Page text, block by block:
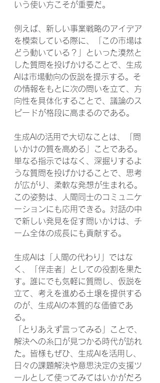
いう使い方こそが重要だ。
例えば、新しい事業戦略のアイデア
を模索している際に、「この市場は
どう動いている？」といった漠然と
した質問を投げかけることで、生成
AIは市場動向の仮説を提示する。そ
の情報をもとに次の問いを立て、方
向性を具体化することで、議論のス
ピードが格段に高まるのである。
生成AIの活用で大切なことは、「問
いかけの質を高める」ことである。
単なる指示ではなく、深掘りするよ
うな質問を投げかけることで、思考
が広がり、柔軟な発想が生まれる。
この姿勢は、人間同士のコミュニケ
ーションにも応用できる。対話の中
で新しい発見を促す問いかけは、チ
ーム全体の成長にも貢献する。
生成AIは「人間の代わり」ではな
く、「伴走者」としての役割を果た
す。誰にでも気軽に質問し、仮説を
立て、考えを進める土壌を提供する
のが、生成AIの本質的な価値であ
る。
「とりあえず言ってみる」ことで、
解決への糸口が見つかる時代が訪れ
た。皆様もぜひ、生成AIを活用し、
日々の課題解決や意思決定の支援ツ
ールとして使ってみてはいかがだろ